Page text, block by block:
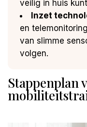
veilig in huis
Inzet
en
van slimme
volgen.
Stappenplan